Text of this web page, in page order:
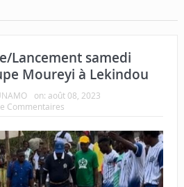
Lancement samedi
Moureyi à Lekindou
on: août 08, 2023
Commentaires